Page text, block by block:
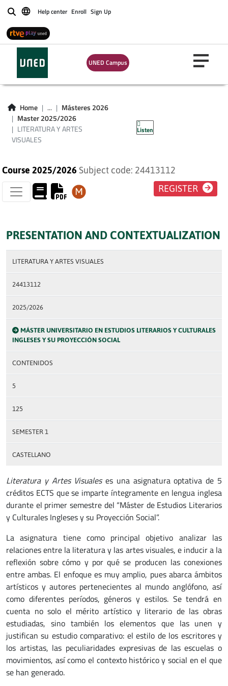
BuscarHelp center Enroll Sign Up
UNED Campus
Home ...
Másteres 2026
Master 2025/2026
LITERATURA Y ARTES
VISUALES
Listen
LITERATURA Y
ARTES VISUALES
Course 2025/2026 Subject code: 24413112
REGISTER
PRESENTATION AND CONTEXTUALIZATION
LITERATURA Y ARTES VISUALES
24413112
2025/2026
MÁSTER UNIVERSITARIO EN ESTUDIOS LITERARIOS Y CULTURALES
INGLESES Y SU PROYECCIÓN SOCIAL
CONTENIDOS
5
125
SEMESTER 1
CASTELLANO
Literatura y Artes Visualeses una asignatura optativa de 5
créditos ECTS que se imparte íntegramente en lengua inglesa
durante el primer semestre del “Máster de Estudios Literarios
y Culturales Ingleses y su Proyección Social”.
La asignatura tiene como principal objetivo analizar las
relaciones entre la literatura y las artes visuales, e inducir a la
reflexión sobre cómo y por qué se producen las conexiones
entre ambas. El enfoque es muy amplio, pues abarca ámbitos
artísticos y autores pertenecientes al mundo anglófono, así
como diferentes períodos, géneros y estilos. Se tendrá en
cuenta no solo el mérito artístico y literario de las obras
estudiadas, sino también los elementos que las unen y
justifican su estudio comparativo: el estilo de los escritores y
los artistas, las peculiaridades expresivas de las escuelas o
movimientos, así como el contexto histórico y social en el que
se han generado.